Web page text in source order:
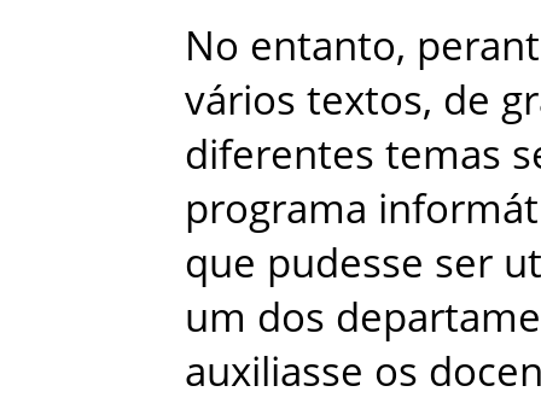
No entanto,
vários textos, de
diferentes temas
programa
que pudesse ser
um dos
auxiliasse os